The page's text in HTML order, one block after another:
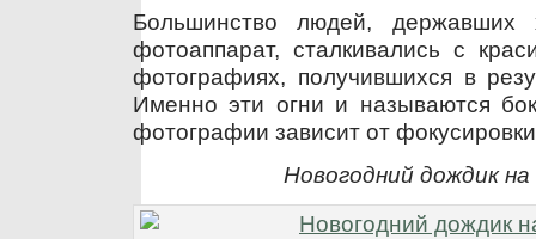
Большинство людей,
фотоаппарат, сталкивались с
фотографиях, получившихся в
Именно эти огни и называются
фотографии зависит от
Новогодний дождик